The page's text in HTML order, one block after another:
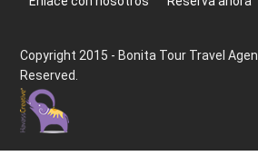
Copyright 2015 - Bonita Tour Travel
Reserved.